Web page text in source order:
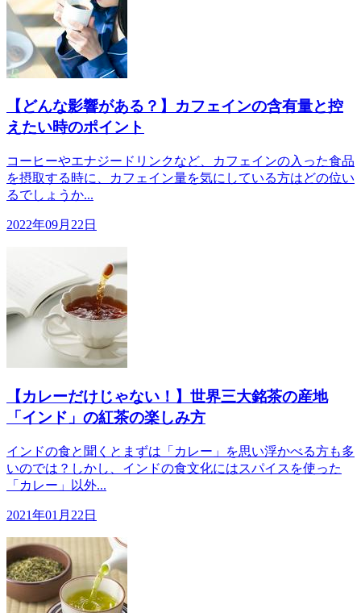
【どんな影響がある？】カフェインの含有量と控
えたい時のポイント
コーヒーやエナジードリンクなど、カフェインの入った食品
を摂取する時に、カフェイン量を気にしている方はどの位い
るでしょうか...
2022年09月22日
【カレーだけじゃない！】世界三大銘茶の産地
「インド」の紅茶の楽しみ方
インドの食と聞くとまずは「カレー」を思い浮かべる方も多
いのでは？しかし、インドの食文化にはスパイスを使った
「カレー」以外...
2021年01月22日